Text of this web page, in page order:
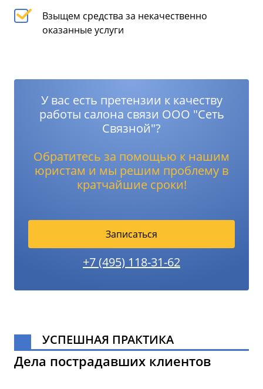
Взыщем средства за некачественно
оказанные услуги
У вас есть претензии к качеству
работы салона связи ООО "Сеть
Связной"?
Обратитесь за помощью к нашим
юристам и мы решим проблему в
кратчайшие сроки!
Записаться
+7 (495) 118-31-62
УСПЕШНАЯ ПРАКТИКА
Дела пострадавших клиентов